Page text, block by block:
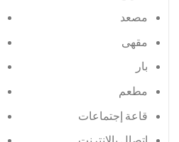
مصعد
مقهى
بار
مطعم
قاعة إجتماعات